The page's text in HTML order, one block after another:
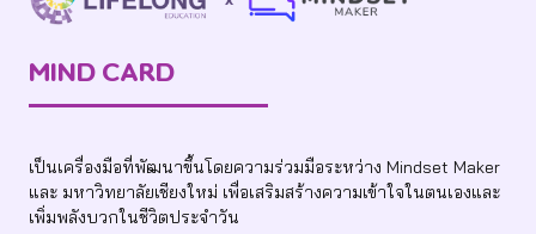
MIND CARD
เป็นเครื่องมือที่พัฒนาขึ้นโดยความร่วมมือระหว่าง Mindset Maker
และ มหาวิทยาลัยเชียงใหม่ เพื่อเสริมสร้างความเข้าใจในตนเองและ
เพิ่มพลังบวกในชีวิตประจำวัน